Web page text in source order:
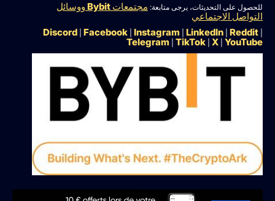
للحصول على التحديثات، يرجى متابعة:
مجتمعات Bybit ووسائل
التواصل الاجتماعي
Discord|Facebook|Instagram|LinkedIn|Reddit
Telegram|TikTok| X|YouTube